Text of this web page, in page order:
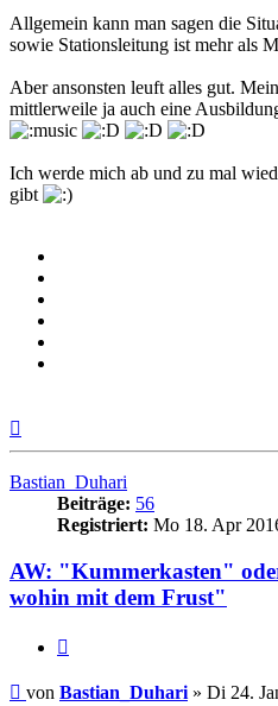
Allgemein kann man sagen die
sowie Stationsleitung ist mehr als
Aber ansonsten leuft alles gut.
mittlerweile ja auch eine
Ich werde mich ab und zu mal
gibt
Bastian_Duhari
Beiträge: 56
Registriert: Mo 18. Apr
AW: "Kummerkasten"
wohin mit dem Frust"
Beitrag
von Bastian_Duhari » Di 24.